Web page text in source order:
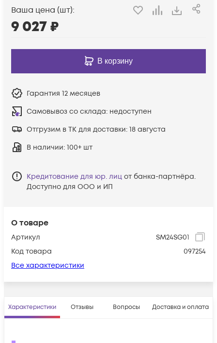
О товаре
Артикул
SM24SG01
Код товара
097254
Все характеристики
Ваша цена (шт):
9 027₽
В корзину
Гарантия 12 месяцев
Самовывоз со склада: недоступен
Отгрузим в ТК для доставки: 18 августа
В наличии: 100+ шт
Кредитование для юр. лиц от банка-партнёра.
Доступно для ООО и ИП
Характеристики Отзывы Вопросы Доставка и оплата